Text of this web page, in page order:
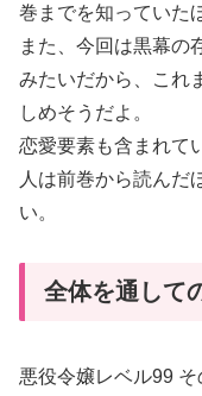
巻までを知っていた
また、今回は黒幕の
みたいだから、これ
しめそうだよ。
恋愛要素も含まれて
人は前巻から読んだ
い。
全体を通して
悪役令嬢レベル99